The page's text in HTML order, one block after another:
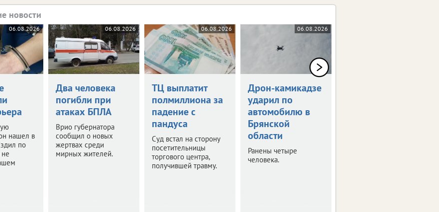
новости
06.08.2026
нашел в
по
не
06.08.2026
Два человека
погибли при
атаках БПЛА
Врио губернатора
сообщил о новых
жертвах среди
мирных жителей.
06.08.2026
ТЦ выплатит
полмиллиона за
падение с
пандуса
Суд встал на сторону
посетительницы
торгового центра,
получившей травму.
06.08.2026
Дрон-камикадзе
ударил по
автомобилю в
Брянской
области
Ранены четыре
человека.